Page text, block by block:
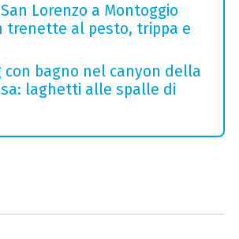
Lorenzo a Montoggio
trenette al pesto, trippa e
con bagno nel canyon della
laghetti alle spalle di